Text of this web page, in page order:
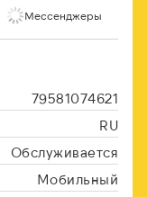
Мессенджеры
79581074621
RU
Обслуживается
Мобильный